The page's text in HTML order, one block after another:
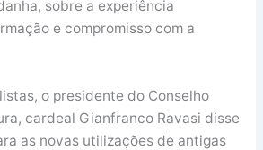
sobre a experiência
e compromisso com a
o presidente do Conselho
cardeal Gianfranco Ravasi disse
as novas utilizações de antigas